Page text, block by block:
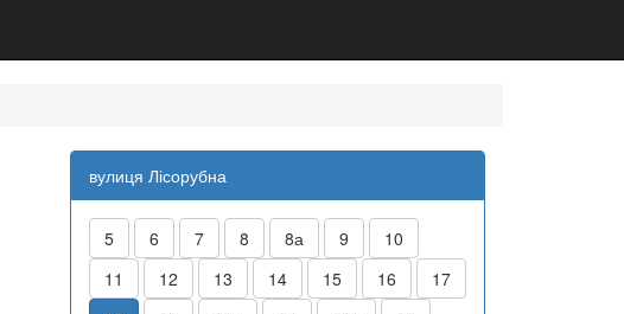
вулиця Лісорубна
5 6 7 8 8а 9
10
11
12 13 14 15 16
17